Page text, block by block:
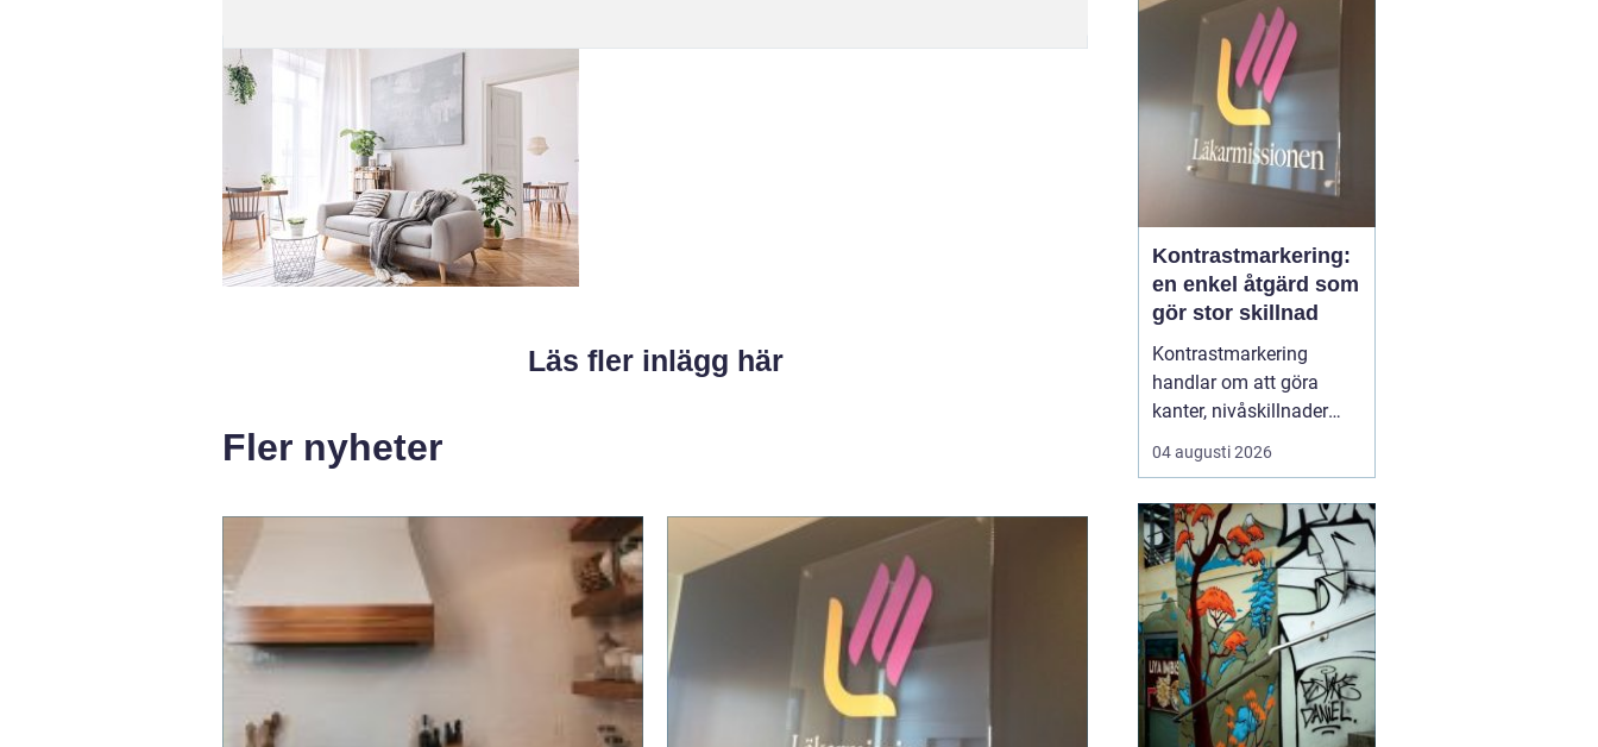
Läs fler inlägg här
Fler nyheter
i denna charmiga del av
Kontrastmarkering:
en enkel åtgärd som
gör stor skillnad
Kontrastmarkering
handlar om att göra
kanter, nivåskillnader
och glasytor tydliga med
hjälp av färg och form.
risken för olyckor och
göra miljöer mer
tillgängliga för alla sä...
04 augusti 2026